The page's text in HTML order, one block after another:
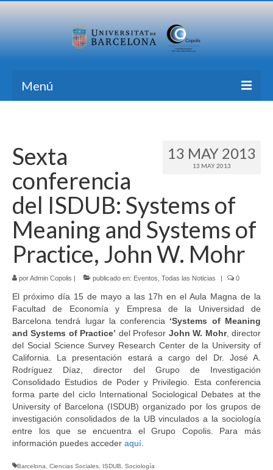
Menú
Formación
Transferencia
Publicaciones
Todas las Noticias
Idioma:
13 MAY 2013
13 MAY 2013
Sexta
conferencia
del ISDUB: Systems of
Meaning and Systems of
Practice, John W. Mohr
porAdmin Copolis | publicado en: Eventos Todas las Noticias | 0
El próximo día 15 de mayo a las 17h en el Aula Magna de la
Facultad de Economía y Empresa de la Universidad de
Barcelona tendrá lugar la conferencia ‘Systems of Meaning
and Systems of Practice’ del Profesor John W. Mohr, director
del Social Science Survey Research Center de la University of
California. La presentación estará a cargo del Dr. José A.
Rodríguez Díaz, director del Grupo de Investigación
Consolidado Estudios de Poder y Privilegio. Esta conferencia
forma parte del ciclo International Sociological Debates at the
University of Barcelona (ISDUB) organizado por los grupos de
investigación consolidados de la UB vinculados a la sociología
entre los que se encuentra el Grupo Copolis. Para más
información puedes acceder aquí
Barcelona Ciencias Sociales ISDUB Sociología